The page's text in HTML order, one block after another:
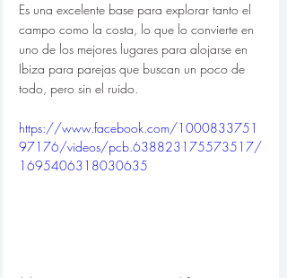
Es una excelente base para explorar tanto el
campo como la costa, lo que lo convierte en
uno de los mejores lugares para alojarse en
Ibiza para parejas que buscan un poco de
todo, pero sin el ruido.
https://www.facebook.com/1000833751
97176/videos/pcb.638823175573517/
1695406318030635